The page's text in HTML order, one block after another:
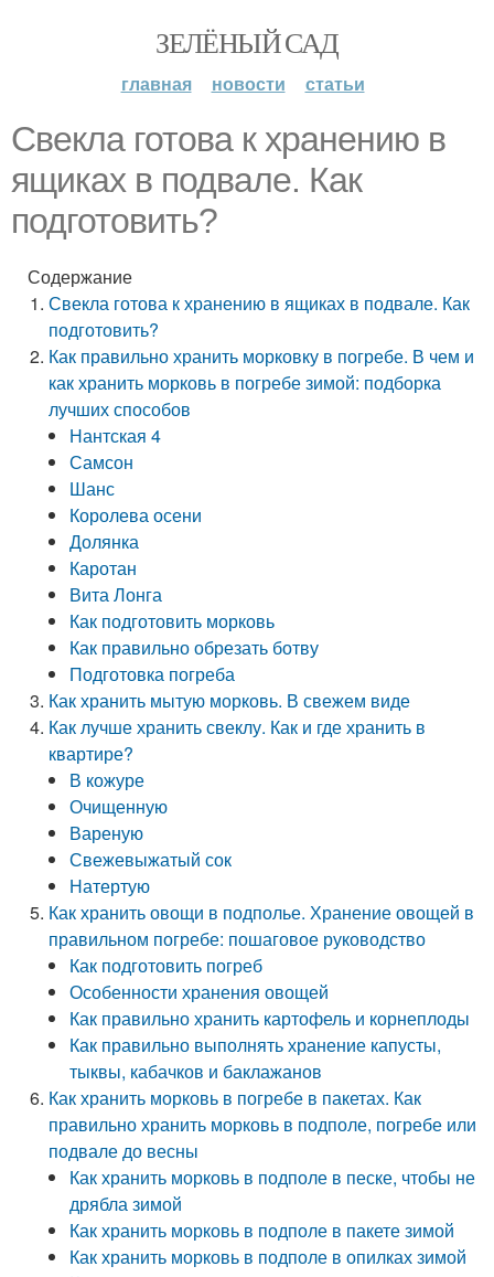
ЗЕЛЁНЫЙ САД
главная новости статьи
Свекла готова к хранению в
ящиках в подвале. Как
подготовить?
Содержание
Свекла готова к хранению в ящиках в подвале. Как
подготовить?
Как правильно хранить морковку в погребе. В чем и
как хранить морковь в погребе зимой: подборка
лучших способов
Нантская 4
Самсон
Шанс
Королева осени
Долянка
Каротан
Вита Лонга
Как подготовить морковь
Как правильно обрезать ботву
Подготовка погреба
Как хранить мытую морковь. В свежем виде
Как лучше хранить свеклу. Как и где хранить в
квартире?
В кожуре
Очищенную
Вареную
Свежевыжатый сок
Натертую
Как хранить овощи в подполье. Хранение овощей в
правильном погребе: пошаговое руководство
Как подготовить погреб
Особенности хранения овощей
Как правильно хранить картофель и корнеплоды
Как правильно выполнять хранение капусты,
тыквы, кабачков и баклажанов
Как хранить морковь в погребе в пакетах. Как
правильно хранить морковь в подполе, погребе или
подвале до весны
Как хранить морковь в подполе в песке, чтобы не
дрябла зимой
Как хранить морковь в подполе в пакете зимой
Как хранить морковь в подполе в опилках зимой